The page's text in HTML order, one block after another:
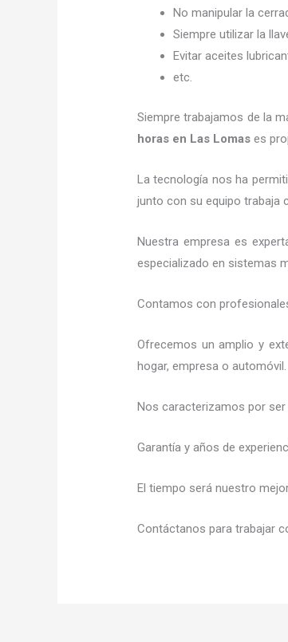
No manipular la
Siempre utilizar la
Evitar aceites
etc.
Siempre trabajamos de la
horas en Las Lomas es
La tecnología nos ha
junto con su equipo trabaja
Nuestra empresa es
especializado en sistemas
Contamos con
Ofrecemos un amplio y
hogar, empresa o automóvil.
Nos caracterizamos por
Garantía y años de
El tiempo será nuestro
Contáctanos para trabajar